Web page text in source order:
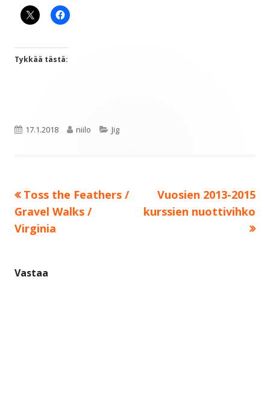
Tykkää tästä:
Julkaistu
17.1.2018 Kirjoittaja
niilo Kategoriat
Jig
Artikkelien
selaus
Edellinen:
Toss the Feathers /
Gravel Walks /
Virginia
Seuraava:
Vuosien 2013-2015
kurssien nuottivihko
Vastaa